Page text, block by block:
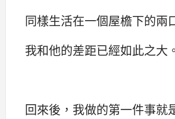
同樣生活在一個屋檐下的兩
我和他的差距已經如此之大。
回來後，我做的第一件事就